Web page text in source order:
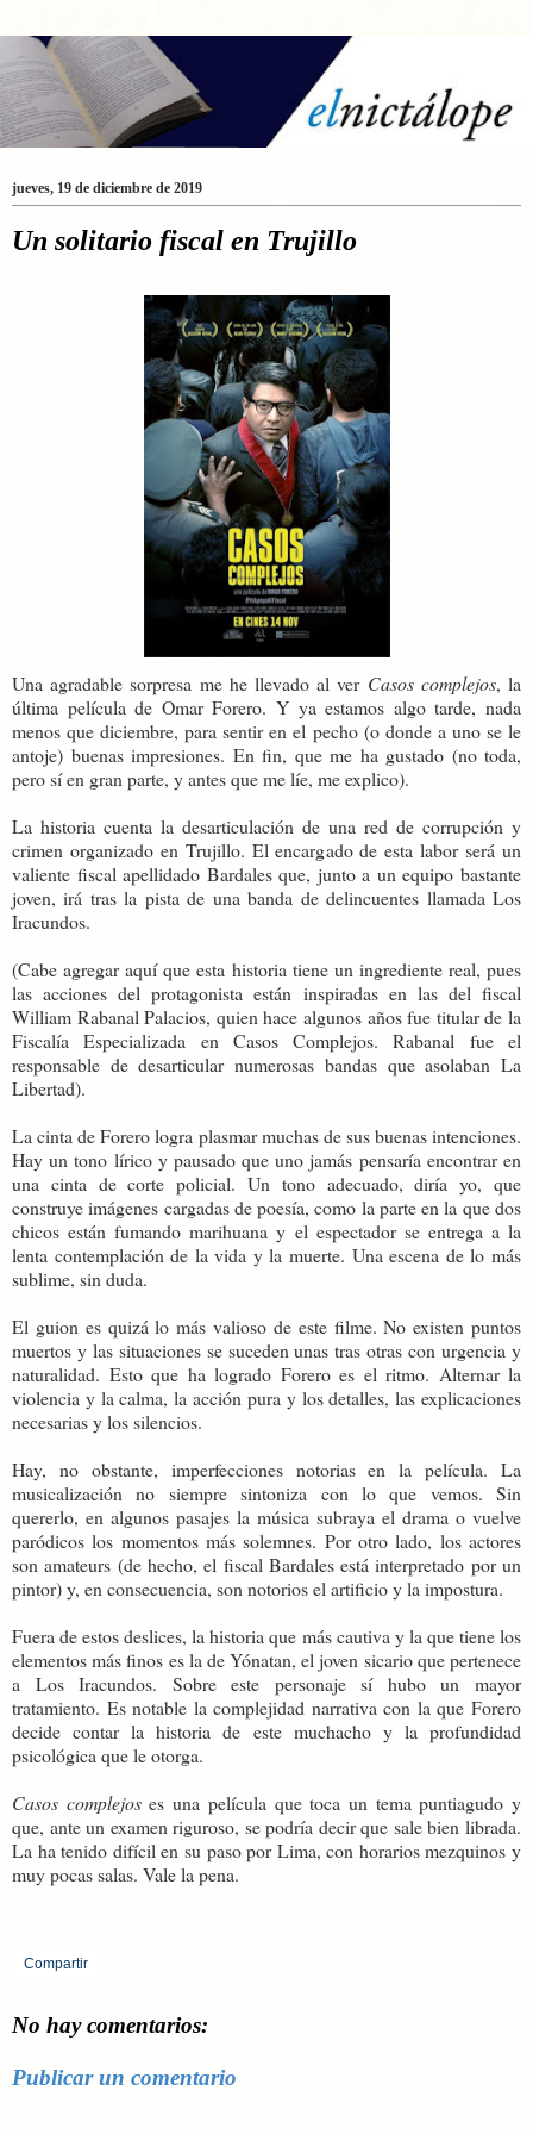
jueves, 19 de diciembre de 2019
Un solitario fiscal en Trujillo
Una agradable sorpresa me he llevado al ver Casos complejos, la
última película de Omar Forero. Y ya estamos algo tarde, nada
menos que diciembre, para sentir en el pecho (o donde a uno se le
antoje) buenas impresiones. En fin, que me ha gustado (no toda,
pero sí en gran parte, y antes que me líe, me explico).
La historia cuenta la desarticulación de una red de corrupción y
crimen organizado en Trujillo. El encargado de esta labor será un
valiente fiscal apellidado Bardales que, junto a un equipo bastante
joven, irá tras la pista de una banda de delincuentes llamada Los
Iracundos.
(Cabe agregar aquí que esta historia tiene un ingrediente real, pues
las acciones del protagonista están inspiradas en las del fiscal
William Rabanal Palacios, quien hace algunos años fue titular de la
Fiscalía Especializada en Casos Complejos. Rabanal fue el
responsable de desarticular numerosas bandas que asolaban La
Libertad).
La cinta de Forero logra plasmar muchas de sus buenas intenciones.
Hay un tono lírico y pausado que uno jamás pensaría encontrar en
una cinta de corte policial. Un tono adecuado, diría yo, que
construye imágenes cargadas de poesía, como la parte en la que dos
chicos están fumando marihuana y el espectador se entrega a la
lenta contemplación de la vida y la muerte. Una escena de lo más
sublime, sin duda.
El guion es quizá lo más valioso de este filme. No existen puntos
muertos y las situaciones se suceden unas tras otras con urgencia y
naturalidad. Esto que ha logrado Forero es el ritmo. Alternar la
violencia y la calma, la acción pura y los detalles, las explicaciones
necesarias y los silencios.
Hay, no obstante, imperfecciones notorias en la película. La
musicalización no siempre sintoniza con lo que vemos. Sin
quererlo, en algunos pasajes la música subraya el drama o vuelve
paródicos los momentos más solemnes. Por otro lado, los actores
son amateurs (de hecho, el fiscal Bardales está interpretado por un
pintor) y, en consecuencia, son notorios el artificio y la impostura.
Fuera de estos deslices, la historia que más cautiva y la que tiene los
elementos más finos es la de Yónatan, el joven sicario que pertenece
a Los Iracundos. Sobre este personaje sí hubo un mayor
tratamiento. Es notable la complejidad narrativa con la que Forero
decide contar la historia de este muchacho y la profundidad
psicológica que le otorga.
Casos complejoses una película que toca un tema puntiagudo y
que, ante un examen riguroso, se podría decir que sale bien librada.
La ha tenido difícil en su paso por Lima, con horarios mezquinos y
muy pocas salas. Vale la pena.
Compartir
No hay comentarios:
Publicar un comentario